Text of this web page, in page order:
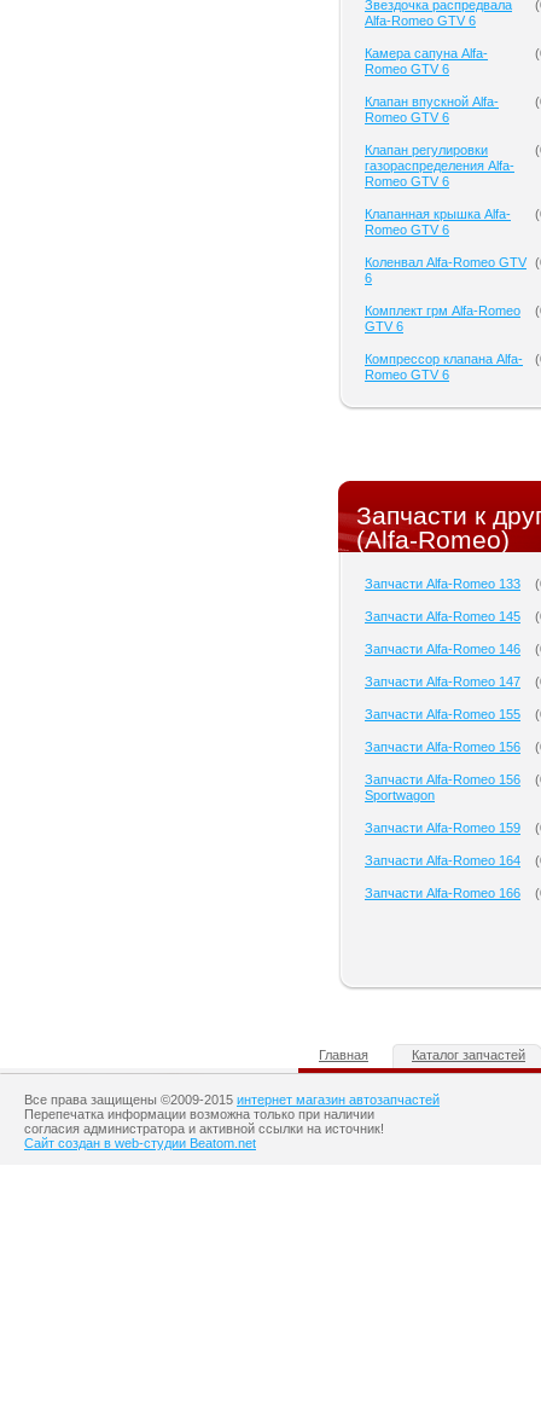
Звездочка распредвала
Alfa-Romeo GTV 6
(
Камера сапуна Alfa-
Romeo GTV 6
(
Клапан впускной Alfa-
Romeo GTV 6
(
Клапан регулировки
газораспределения Alfa-
Romeo GTV 6
(
Клапанная крышка Alfa-
Romeo GTV 6
(
Коленвал Alfa-Romeo GTV
6
(
Комплект грм Alfa-Romeo
GTV 6
(
Компрессор клапана Alfa-
Romeo GTV 6
(
Запчасти к
(Alfa-Romeo)
Запчасти Alfa-Romeo 133 (
Запчасти Alfa-Romeo 145 (
Запчасти Alfa-Romeo 146 (
Запчасти Alfa-Romeo 147 (
Запчасти Alfa-Romeo 155 (
Запчасти Alfa-Romeo 156 (
Запчасти Alfa-Romeo 156
Sportwagon
(
Запчасти Alfa-Romeo 159 (
Запчасти Alfa-Romeo 164 (
Запчасти Alfa-Romeo 166 (
Главная Каталог запчастей
Все права защищены ©2009-2015 интернет магазин автозапчастей
Перепечатка информации возможна только при наличии
согласия администратора и активной ссылки на источник!
Сайт создан в web-студии Beatom.net